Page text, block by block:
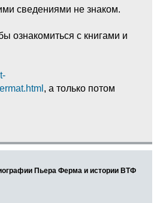
сведениями не знаком.
ознакомиться с книгами и
, а только потом
Пьера Ферма и истории ВТФ